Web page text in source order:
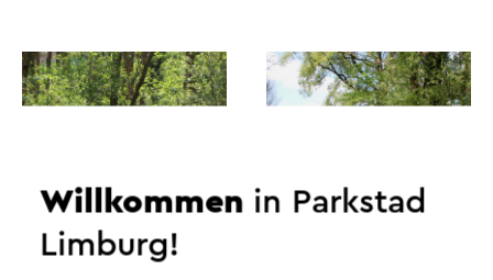
Willkommen in Parkstad
Limburg!